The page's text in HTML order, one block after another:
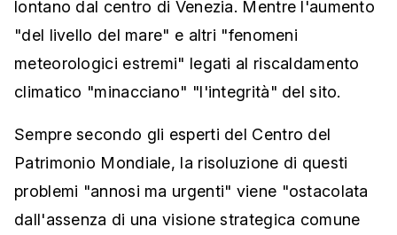
lontano dal centro di Venezia. Mentre l'aumento
"del livello del mare" e altri "fenomeni
meteorologici estremi" legati al riscaldamento
climatico "minacciano" "l'integrità" del sito.
Sempre secondo gli esperti del Centro del
Patrimonio Mondiale, la risoluzione di questi
problemi "annosi ma urgenti" viene "ostacolata
dall'assenza di una visione strategica comune